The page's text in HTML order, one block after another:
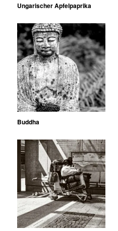
Ungarischer Apfelpaprika
Buddha